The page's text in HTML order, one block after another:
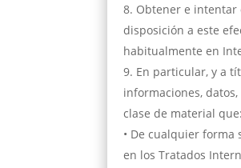
Obtener e intentar
disposición a este
habitualmente en
En particular, y a
informaciones,
clase de material que:
• De cualquier
en los Tratados